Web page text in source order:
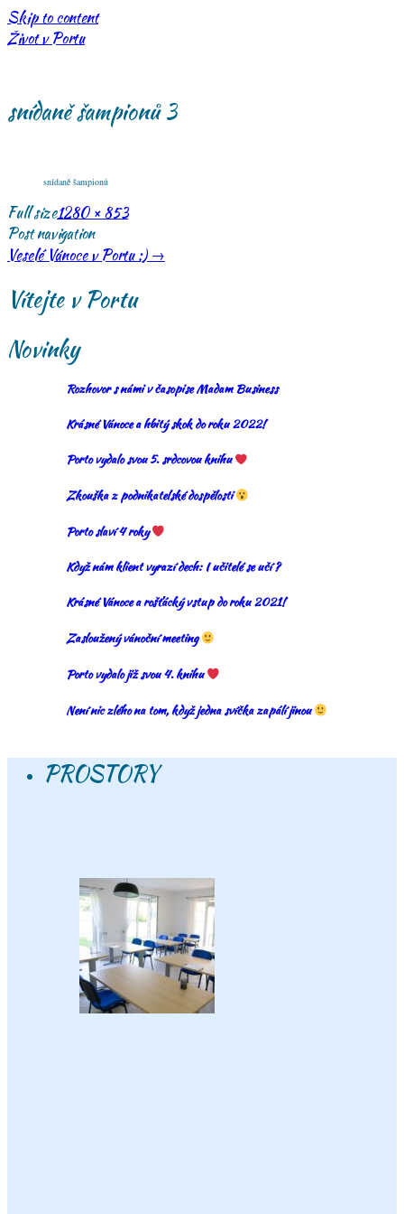
Skip to content
Život v Portu
snídaně šampionů 3
snídaně šampionů
Full size1280 × 853
Post navigation
Veselé Vánoce v Portu :) →
Vítejte v Portu
Novinky
Rozhovor s námi v časopise Madam Business
Krásné Vánoce a hbitý skok do roku 2022!
Porto vydalo svou 5. srdcovou knihu
Zkouška z podnikatelské dospělosti
Porto slaví 4 roky
Když nám klient vyrazí dech: I učitelé se učí ?
Krásné Vánoce a rošťácký vstup do roku 2021!
Zasloužený vánoční meeting
Porto vydalo již svou 4. knihu
Není nic zlého na tom, když jedna svíčka zapálí jinou
PROSTORY